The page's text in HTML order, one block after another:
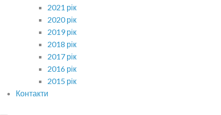
2021 рік
2020 рік
2019 рік
2018 рік
2017 рік
2016 рік
2015 рік
Контакти